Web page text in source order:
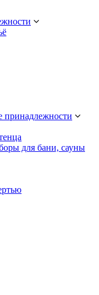
принадлежности
для бани, сауны